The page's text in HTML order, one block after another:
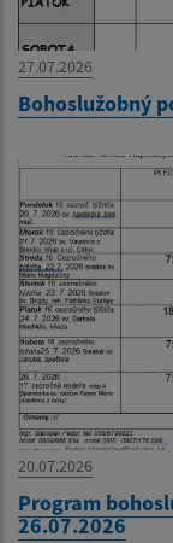
27.07.2026
Bohoslužobný
20.07.2026
Program
26.07.2026